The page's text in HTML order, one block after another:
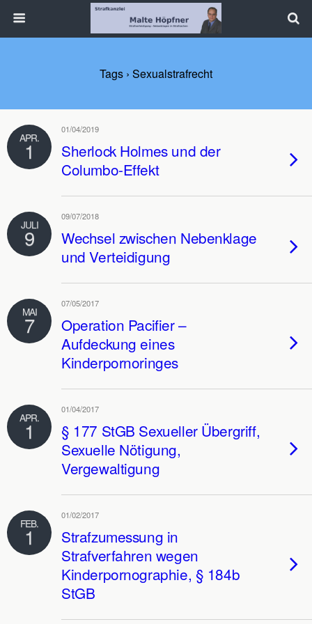
Tags › Sexualstrafrecht
APR.
1
01/04/2019
Sherlock Holmes und der
Columbo-Effekt
JULI
9
09/07/2018
Wechsel zwischen Nebenklage
und Verteidigung
MAI
7
07/05/2017
Operation Pacifier –
Aufdeckung eines
Kinderpornoringes
APR.
1
01/04/2017
§ 177 StGB Sexueller Übergriff,
Sexuelle Nötigung,
Vergewaltigung
FEB.
1
01/02/2017
Strafzumessung in
Strafverfahren wegen
Kinderpornographie, § 184b
StGB